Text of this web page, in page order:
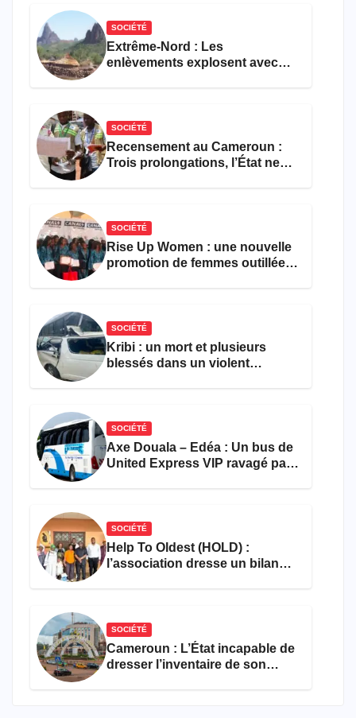
SOCIÉTÉ
Extrême-Nord : Les
enlèvements explosent avec
SOCIÉTÉ
Recensement au Cameroun :
Trois prolongations, l’État ne
SOCIÉTÉ
Rise Up Women : une nouvelle
promotion de femmes outillées
SOCIÉTÉ
Kribi : un mort et plusieurs
blessés dans un violent
SOCIÉTÉ
Axe Douala – Edéa : Un bus de
United Express VIP ravagé par
SOCIÉTÉ
Help To Oldest (HOLD) :
l’association dresse un bilan
SOCIÉTÉ
Cameroun : L’État incapable de
dresser l’inventaire de son